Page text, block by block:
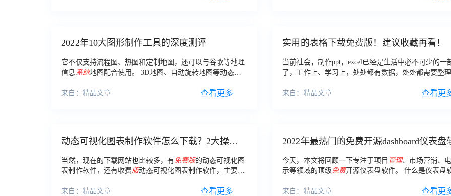
2022年10大图形制作工具的深度测评
它不仅支持流程图、热图和定制地图，还可以与谷歌等地理
信息系统地图配合使用。 3D地图、自动旋转地图等动态效
数据源，包括Excel。
来自：精品文章 查看更多
实用的表格下载免费版！建议收藏再看！
当前社会，制作ppt，excel已经是生活中必不可少的一
了，工作上、学习上，处处都有数据，处处都需要整
来自：精品文章
查看更
动态可视化图表制作软件怎么下载？2大操作
当然，现在的下载网站也比较多，有免费版的动态可视化图
表制作软件，还有收费版动态可视化图表制作软件，主要看
来自：精品文章
查看更多
2022年最热门的免费开源dashboard仪表盘
今天，本文将回顾一下专注于项目 管理、市场营销、
示等领域的顶级 免费开源仪表盘软件。 什么是仪表盘
来自：精品文章 查看更